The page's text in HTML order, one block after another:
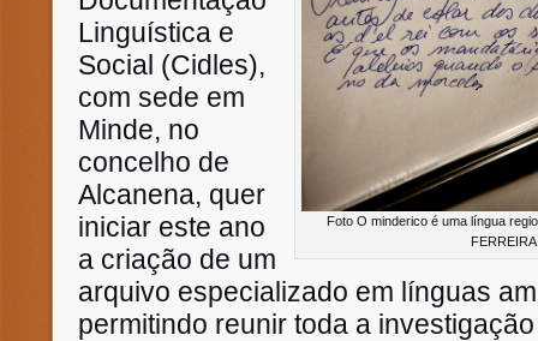
Foto O minderico é uma língua
Linguística e
Social (Cidles),
com sede em
Minde, no
concelho de
Alcanena, quer
iniciar este ano
a criação de um
arquivo especializado em línguas
permitindo reunir toda a